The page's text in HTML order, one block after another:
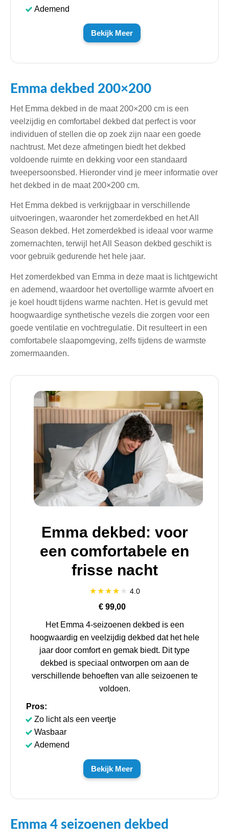
Ademend
Bekijk Meer
Emma dekbed 200×200
Het Emma dekbed in de maat 200×200 cm is een
veelzijdig en comfortabel dekbed dat perfect is voor
individuen of stellen die op zoek zijn naar een goede
nachtrust. Met deze afmetingen biedt het dekbed
voldoende ruimte en dekking voor een standaard
tweepersoonsbed. Hieronder vind je meer informatie over
het dekbed in de maat 200×200 cm.
Het Emma dekbed is verkrijgbaar in verschillende
uitvoeringen, waaronder het zomerdekbed en het All
Season dekbed. Het zomerdekbed is ideaal voor warme
zomernachten, terwijl het All Season dekbed geschikt is
voor gebruik gedurende het hele jaar.
Het zomerdekbed van Emma in deze maat is lichtgewicht
en ademend, waardoor het overtollige warmte afvoert en
je koel houdt tijdens warme nachten. Het is gevuld met
hoogwaardige synthetische vezels die zorgen voor een
goede ventilatie en vochtregulatie. Dit resulteert in een
comfortabele slaapomgeving, zelfs tijdens de warmste
zomermaanden.
Emma dekbed: voor
een comfortabele en
frisse nacht
4.0
€ 99,00
Het Emma 4-seizoenen dekbed is een
hoogwaardig en veelzijdig dekbed dat het hele
jaar door comfort en gemak biedt. Dit type
dekbed is speciaal ontworpen om aan de
verschillende behoeften van alle seizoenen te
voldoen.
Pros:
Zo licht als een veertje
Wasbaar
Ademend
Bekijk Meer
Emma 4 seizoenen dekbed